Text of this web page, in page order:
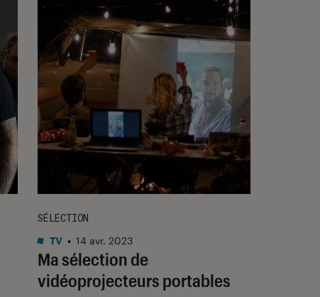
Ma sélection de
vidéoprojecteurs portables
SÉLECTION
TV • 14 avr. 2023